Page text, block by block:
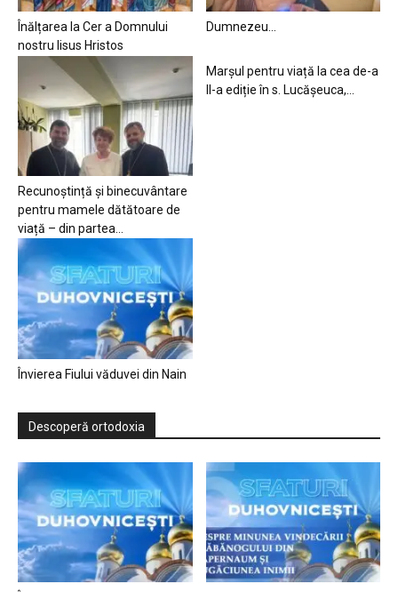
Înălțarea la Cer a Domnului
nostru Iisus Hristos
Dumnezeu…
Recunoștință și binecuvântare
pentru mamele dătătoare de
viață – din partea...
Marșul pentru viață la cea de-a
II-a ediție în s. Lucășeuca,...
Învierea Fiului văduvei din Nain
Descoperă ortodoxia